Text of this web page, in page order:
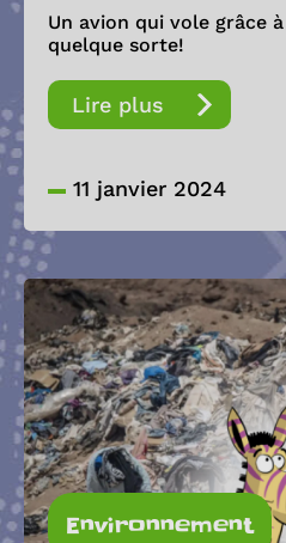
Un avion qui vole grâce
quelque sorte!
Lire plus
11 janvier 2024
Environnement